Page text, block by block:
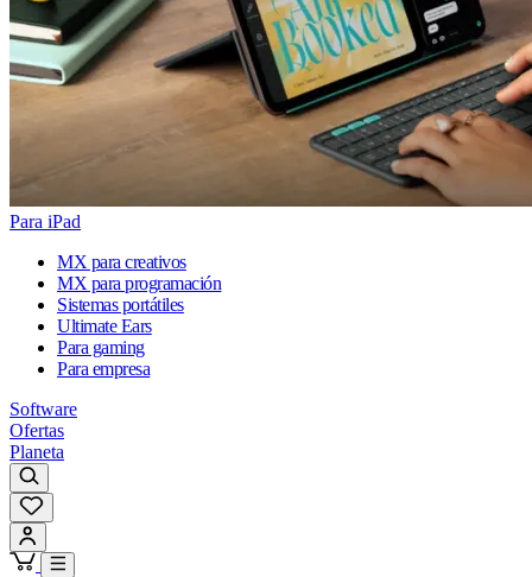
Para iPad
MX para creativos
MX para programación
Sistemas portátiles
Ultimate Ears
Para gaming
Para empresa
Software
Ofertas
Planeta